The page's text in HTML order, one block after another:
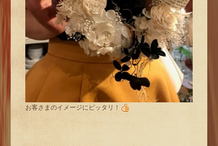
お客さまのイメージにピッタリ！